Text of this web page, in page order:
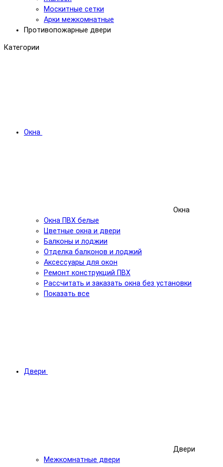
Москитные сетки
Арки межкомнатные
Противопожарные двери
Категории
Окна
Окна
Окна ПВХ белые
Цветные окна и двери
Балконы и лоджии
Отделка балконов и лоджий
Аксессуары для окон
Ремонт конструкций ПВХ
Рассчитать и заказать окна без установки
Показать все
Двери
Двери
Межкомнатные двери